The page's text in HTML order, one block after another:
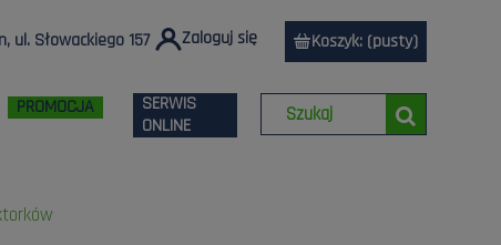
ul. Słowackiego 157 Zaloguj się Koszyk: (pusty)
PROMOCJA
SERWIS
ONLINE